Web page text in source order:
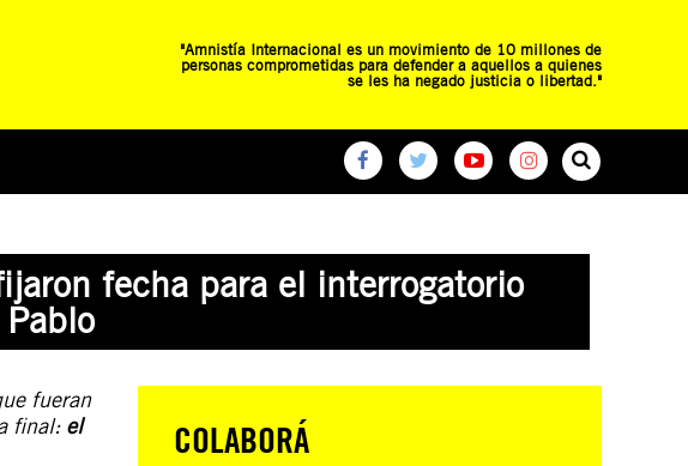
"Amnistía Internacional es un movimiento de 10 millones de
personas comprometidas para defender a aquellos a quienes
se les ha negado justicia o libertad."
fecha para el interrogatorio
fueran
final:el
COLABORÁ